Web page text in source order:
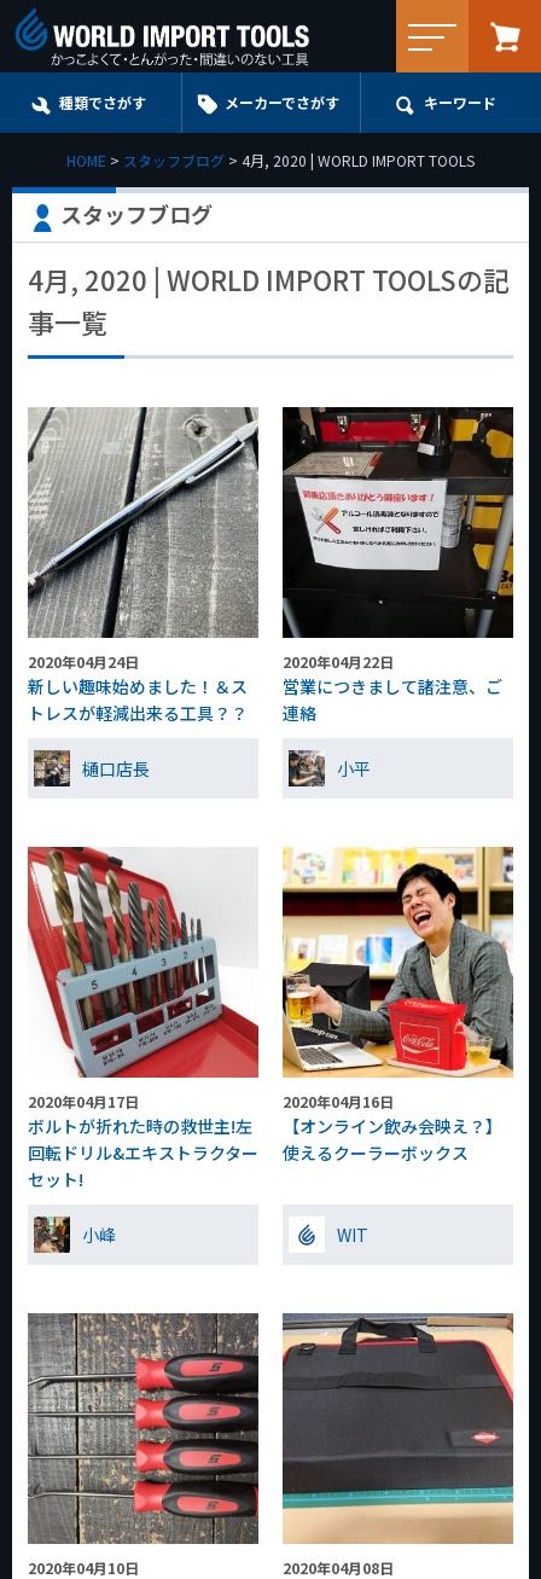
種類でさがす メーカーでさがす キーワード
HOME スタッフブログ 4月, 2020 | WORLD IMPORT TOOLS
スタッフブログ
4月, 2020 | WORLD IMPORT TOOLSの記
事一覧
2020年04月24日
新しい趣味始めました！＆ス
トレスが軽減出来る工具？？
樋口店長
2020年04月22日
営業につきまして諸注意、ご
連絡
小平
2020年04月17日
ボルトが折れた時の救世主!左
回転ドリル&エキストラクター
セット!
小峰
2020年04月16日
【オンライン飲み会映え？】
使えるクーラーボックス
WIT
2020年04月10日 2020年04月08日